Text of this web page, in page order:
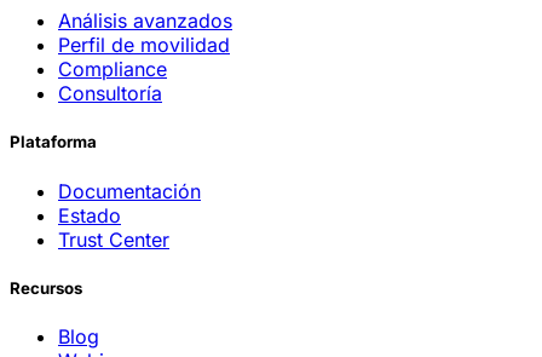
Análisis avanzados
Perfil de movilidad
Compliance
Consultoría
Plataforma
Documentación
Estado
Trust Center
Recursos
Blog